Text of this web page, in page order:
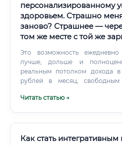
персонализированному
здоровьем. Страшно
заново? Страшнее —
том же месте с той же
Это возможность
лучше, дольше и
реальным потолком дохода
рублей в месяц, свободным
Рынок только формируется,
Читать статью →
Как стать